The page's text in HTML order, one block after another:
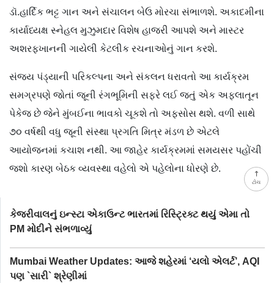
ટોચ
ડૉ.હાર્દિક ભટ્ટ ગાન અને સંચાલન બેઉ મોરચા સંભાળશે. અકાદમીના
કાર્યાધ્યક્ષ સ્નેહલ મુઝુમદાર વિશેષ હાજરી આપશે અને માસ્ટર
અશરફખાનની ગાયેલી કેટલીક રચનાઓનું ગાન કરશે.
સંજય પંડ્યાની પરિકલ્પના અને સંકલન ધરાવતો આ કાર્યક્રમ
સમગ્રપણે જોતાં જૂની રંગભૂમિની સફરે લઈ જતું એક અફલાતૂન
પેકેજ છે જેને મુંબઈના ભાવકો ચૂકશે તો અફસોસ થશે. વળી સાથે
૭૦ વર્ષથી વધુ જૂની સંસ્થા પ્રગતિ મિત્ર મંડળ છે એટલે
આયોજનમાં કચાશ નથી. આ જાહેર કાર્યક્રમમાં સમયસર પહોંચી
જશો કારણ બેઠક વ્યવસ્થા વહેલો એ પહેલોના ધોરણે છે.
કેજરીવાલનું ઇન્સ્ટા એકાઉન્ટ ભારતમાં રિસ્ટ્રિક્ટ થયું એમા તો
PM મોદીને સંભળાવ્યું
Mumbai Weather Updates: આજે શહેરમાં ‘યલો એલર્ટ’, AQI
પણ `સારી` શ્રેણીમાં